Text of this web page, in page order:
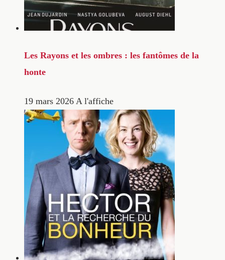
Les Rayons et les ombres : les fantômes de la
honte
19 mars 2026 A l'affiche